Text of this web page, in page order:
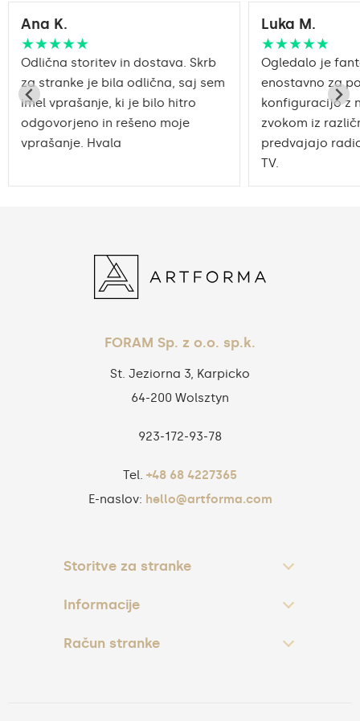
Ana K.
★★★★★
Odlična storitev in dostava. Skrb
za stranke je bila odlična, saj sem
imel vprašanje, ki je bilo hitro
odgovorjeno in rešeno moje
vprašanje. Hvala
Luka M.
★★★★★
Ogledalo je
enostavno za
konfiguracijo z
zvokom iz
predvajajo
TV.
FORAM Sp. z o.o. sp.k.
St. Jeziorna 3, Karpicko
64-200 Wolsztyn
923‑172‑93‑78
Tel. +48 68 4227365
E-naslov: hello@artforma.com
Storitve za stranke
Informacije
Račun stranke